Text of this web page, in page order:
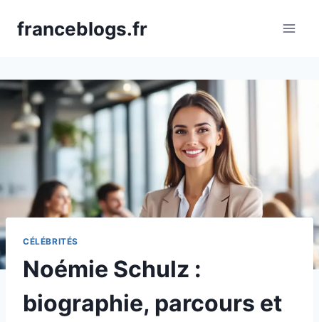
franceblogs.fr
CÉLÉBRITÉS
Noémie Schulz :
biographie, parcours et